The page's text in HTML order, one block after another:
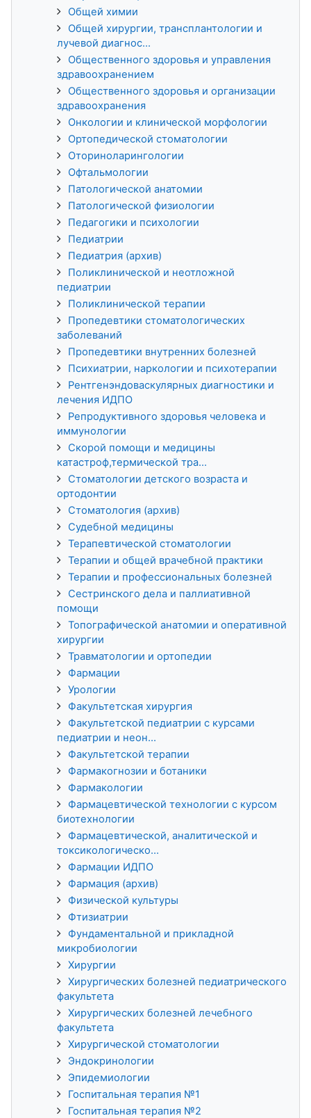
Общей химии
Общей хирургии, трансплантологии и
лучевой диагнос...
Общественного здоровья и управления
здравоохранением
Общественного здоровья и организации
здравоохранения
Онкологии и клинической морфологии
Ортопедической стоматологии
Оториноларингологии
Офтальмологии
Патологической анатомии
Патологической физиологии
Педагогики и психологии
Педиатрии
Педиатрия (архив)
Поликлинической и неотложной
педиатрии
Поликлинической терапии
Пропедевтики стоматологических
заболеваний
Пропедевтики внутренних болезней
Психиатрии, наркологии и психотерапии
Рентгенэндоваскулярных диагностики и
лечения ИДПО
Репродуктивного здоровья человека и
иммунологии
Скорой помощи и медицины
катастроф,термической тра...
Стоматологии детского возраста и
ортодонтии
Стоматология (архив)
Судебной медицины
Терапевтической стоматологии
Терапии и общей врачебной практики
Терапии и профессиональных болезней
Сестринского дела и паллиативной
помощи
Топографической анатомии и оперативной
хирургии
Травматологии и ортопедии
Фармации
Урологии
Факультетская хирургия
Факультетской педиатрии с курсами
педиатрии и неон...
Факультетской терапии
Фармакогнозии и ботаники
Фармакологии
Фармацевтической технологии с курсом
биотехнологии
Фармацевтической, аналитической и
токсикологическо...
Фармации ИДПО
Фармация (архив)
Физической культуры
Фтизиатрии
Фундаментальной и прикладной
микробиологии
Хирургии
Хирургических болезней педиатрического
факультета
Хирургических болезней лечебного
факультета
Хирургической стоматологии
Эндокринологии
Эпидемиологии
Госпитальная терапия №1
Госпитальная терапия №2